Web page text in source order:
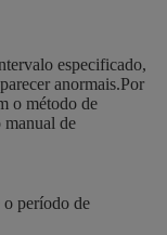
especificado,
anormais.Por
o método de
manual de
o período de